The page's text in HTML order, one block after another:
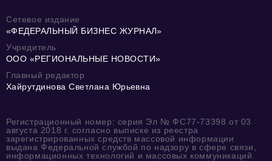
Сетевое издание
«ФЕДЕРАЛЬНЫЙ БИЗНЕС ЖУРНАЛ»
Учредитель
ООО «РЕГИОНАЛЬНЫЕ НОВОСТИ»
Главный редактор
Хайрутдинова Светлана Юрьевна
Регистрационный номер: серия Эл № ФС77-73398 от 03
августа 2018 г. согласно выписке из реестра
зарегистрированных средств массовой информации
выдана Федеральной службой по надзору в сфере связи,
информационных технологий и массовых коммуникаций.